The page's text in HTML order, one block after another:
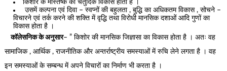
किशोर के मस्तिष्क का चतुर्दिक विकास होता है ।
उसमें कल्पना एवं दिवा – स्वप्नों की बहुलता , बुद्धि का अधिकतम विकास , सोचने –
विचारने एवं तर्क करने की शक्ति में वृद्धि तथा विरोधी मानसिक दशाओं आदि गुणों का
विकास होता है ।
कॉलेसनिक के अनुसार– ” किशोर की मानसिक जिज्ञासा का विकास होता है । अतः वह
सामाजिक , आर्थिक , राजनीतिक और अन्तर्राष्ट्रीय समस्याओं में रुचि लेने लगता है । वह
इन समस्याओं के सम्बन्ध में अपने विचारों का निर्माण भी करता है ।